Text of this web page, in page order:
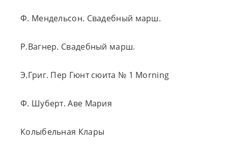
Ф. Мендельсон. Свадебный марш.
Р.Вагнер. Свадебный марш.
Э.Григ. Пер Гюнт сюита № 1 Morning
Ф. Шуберт. Аве Мария
Колыбельная Клары